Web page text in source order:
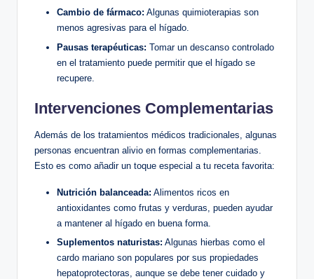
Cambio de fármaco: Algunas quimioterapias son
menos agresivas para el hígado.
Pausas terapéuticas: Tomar un descanso controlado
en el tratamiento puede permitir que el hígado se
recupere.
Intervenciones Complementarias
Además de los tratamientos médicos tradicionales, algunas
personas encuentran alivio en formas complementarias.
Esto es como añadir un toque especial a tu receta favorita:
Nutrición balanceada: Alimentos ricos en
antioxidantes como frutas y verduras, pueden ayudar
a mantener al hígado en buena forma.
Suplementos naturistas: Algunas hierbas como el
cardo mariano son populares por sus propiedades
hepatoprotectoras, aunque se debe tener cuidado y